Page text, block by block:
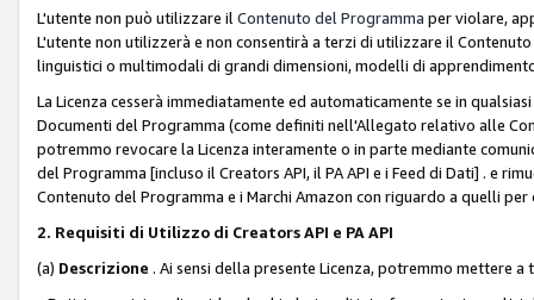
L'utente non può utilizzare il Contenuto del Programma per violare,
L'utente non utilizzerà e non consentirà a terzi di utilizzare il
linguistici o multimodali di grandi dimensioni, modelli di
La Licenza cesserà immediatamente ed automaticamente se in
Documenti del Programma (come definiti nell'Allegato relativo alle
potremmo revocare la Licenza interamente o in parte mediante
del Programma [incluso il Creators API, il PA API e i Feed di Dati] . e
Contenuto del Programma e i Marchi Amazon con riguardo a quelli
2. Requisiti di Utilizzo di Creators API e PA API
(a) Descrizione . Ai sensi della presente Licenza, potremmo mettere